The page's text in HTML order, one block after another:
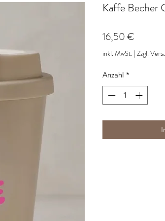
Kaffe Becher
16,50 €
inkl. MwSt. | Zzgl.
Anzahl *